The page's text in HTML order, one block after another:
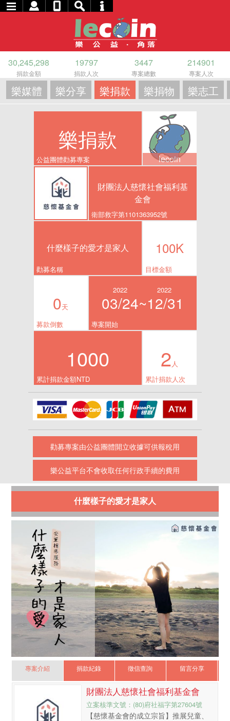
30,245,298
捐款金額
19797
捐款人次
3447
專案總數
214901
專案人次
樂媒體 樂分享 樂捐款 樂捐物 樂志工
樂捐款
公益團體勸募專案 lecoin
財團法人慈懷社會福利基
金會
衛部救字第1101363952號
什麼樣子的愛才是家人
勸募名稱
100K
目標金額
0天
募款倒數
2022
03/24~
2022
12/31
專案開始
1000
累計捐款金額NTD
2人
累計捐款人次
勸募專案由公益團體開立收據可供報稅用
樂公益平台不會收取任何行政手續的費用
什麼樣子的愛才是家人
專案介紹 捐款紀錄 徵信查詢 留言分享
財團法人慈懷社會福利基金會
立案核準文號：(80)府社福字第27604號
【慈懷基金會的成立宗旨】推展兒童、